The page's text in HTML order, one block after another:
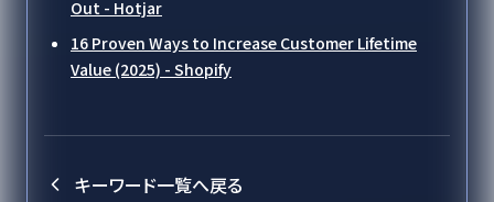
Out - Hotjar
16 Proven Ways to Increase Customer Lifetime
Value (2025) - Shopify
キーワード一覧へ戻る